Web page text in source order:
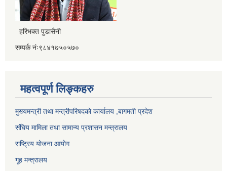
हरिभक्त पुडासैनी
सम्पर्क नंः९८४१७५०५७०
महत्वपूर्ण लिङ्कहरु
मुख्यमन्त्री तथा मन्त्रीपरिषदको कार्यालय ,बागमती प्रदेश
संघिय मामिला तथा सामान्य प्रशासन मन्त्रालय
राष्ट्रिय योजना आयोग
गूह मन्त्रालय